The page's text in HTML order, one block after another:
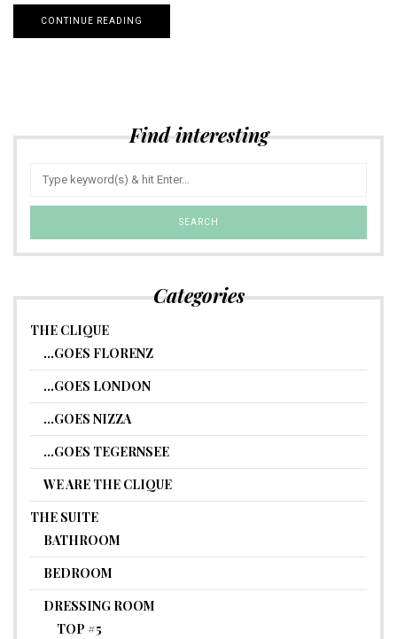
CONTINUE READING
Find interesting
Categories
THE CLIQUE
…GOES FLORENZ
…GOES LONDON
…GOES NIZZA
…GOES TEGERNSEE
WE ARE THE CLIQUE
THE SUITE
BATHROOM
BEDROOM
DRESSING ROOM
TOP #5